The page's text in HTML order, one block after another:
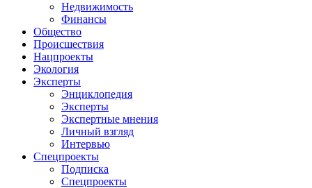
Недвижимость
Финансы
Общество
Происшествия
Нацпроекты
Экология
Эксперты
Энциклопедия
Эксперты
Экспертные мнения
Личный взгляд
Интервью
Спецпроекты
Подписка
Спецпроекты